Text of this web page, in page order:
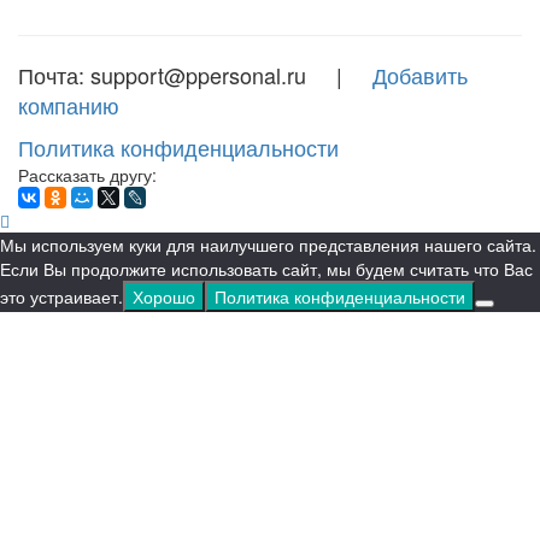
Почта: support@ppersonal.ru | Добавить
компанию
Политика конфиденциальности
Рассказать другу:
Мы используем куки для наилучшего представления нашего сайта.
Если Вы продолжите использовать сайт, мы будем считать что Вас
это устраивает. Хорошо Политика конфиденциальности